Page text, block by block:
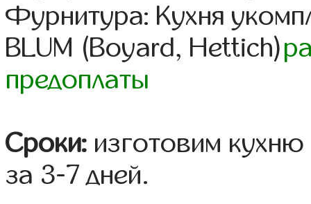
Фурнитура: Кухня
BLUM (Boyard, Hettich)
предоплаты
Сроки: изготовим
за 3-7 дней.